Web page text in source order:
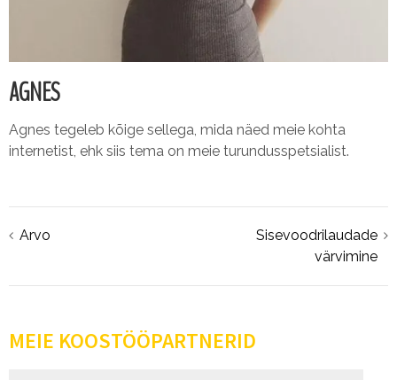
AGNES
Agnes tegeleb kõige sellega, mida näed meie kohta
internetist, ehk siis tema on meie turundusspetsialist.
Navigeerimine
Arvo
Sisevoodrilaudade
värvimine
MEIE KOOSTÖÖPARTNERID